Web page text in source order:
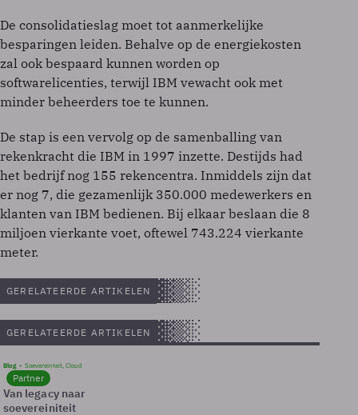
De consolidatieslag moet tot aanmerkelijke
besparingen leiden. Behalve op de energiekosten
zal ook bespaard kunnen worden op
softwarelicenties, terwijl IBM vewacht ook met
minder beheerders toe te kunnen.
De stap is een vervolg op de samenballing van
rekenkracht die IBM in 1997 inzette. Destijds had
het bedrijf nog 155 rekencentra. Inmiddels zijn dat
er nog 7, die gezamenlijk 350.000 medewerkers en
klanten van IBM bedienen. Bij elkaar beslaan die 8
miljoen vierkante voet, oftewel 743.224 vierkante
meter.
GERELATEERDE ARTIKELEN
GERELATEERDE ARTIKELEN
Blog Soevereinteit, Cloud
Partner
Van legacy naar
soevereiniteit